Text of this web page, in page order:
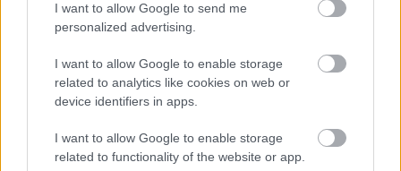
I want to allow Google to send me
personalized advertising.
I want to allow Google to enable storage
related to analytics like cookies on web or
device identifiers in apps.
I want to allow Google to enable storage
related to functionality of the website or app.
Katonás című Depeche Mode
alkotást veszünk ma górcső alá
2018. augusztus 28.
A Leave In Silence 12 inches kiadvány B-oldalán -
első ízben a 12 inches kiadványok között - 2 dal is